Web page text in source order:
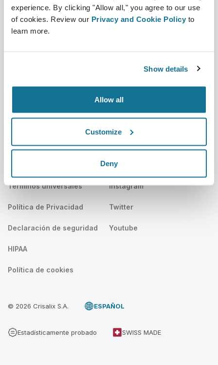
experience. By clicking "Allow all," you agree to our use
of cookies. Review our Privacy and Cookie Policy to
learn more.
Show details
Allow all
Customize
Deny
Eventos
Reseñas de pacientes
Customer Stories
Buscar un Cirujano Crisalix Centro de ayuda
Términos universales
Política de Privacidad
Declaración de seguridad
HIPAA
Política de cookies
Instagram
Twitter
Youtube
© 2026 Crisalix S.A. ESPAÑOL
Estadísticamente probado SWISS MADE